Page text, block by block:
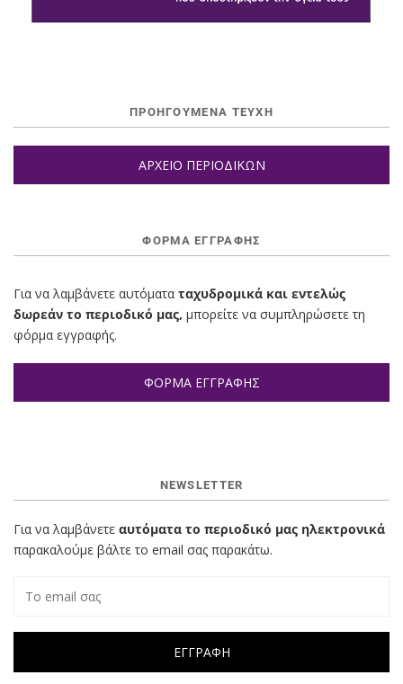
ΠΡΟΗΓΟΥΜΕΝΑ ΤΕΥΧΗ
ΑΡΧΕΙΟ ΠΕΡΙΟΔΙΚΩΝ
ΦΌΡΜΑ ΕΓΓΡΑΦΉΣ
Για να λαμβάνετε αυτόματα ταχυδρομικά και εντελώς
δωρεάν το περιοδικό μας, μπορείτε να συμπληρώσετε τη
φόρμα εγγραφής.
ΦΟΡΜΑ ΕΓΓΡΑΦΗΣ
NEWSLETTER
Για να λαμβάνετε αυτόματα το περιοδικό μας ηλεκτρονικά
παρακαλούμε βάλτε το email σας παρακάτω.